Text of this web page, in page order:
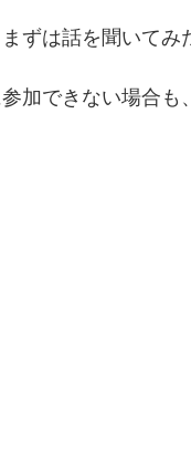
ずは話を聞いてみ
加できない場合も